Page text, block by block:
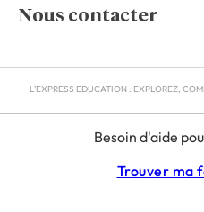
Besoin d'aide
Trouver ma
Nous contacter
L'EXPRESS EDUCATION : EXPLOREZ,
RGPD